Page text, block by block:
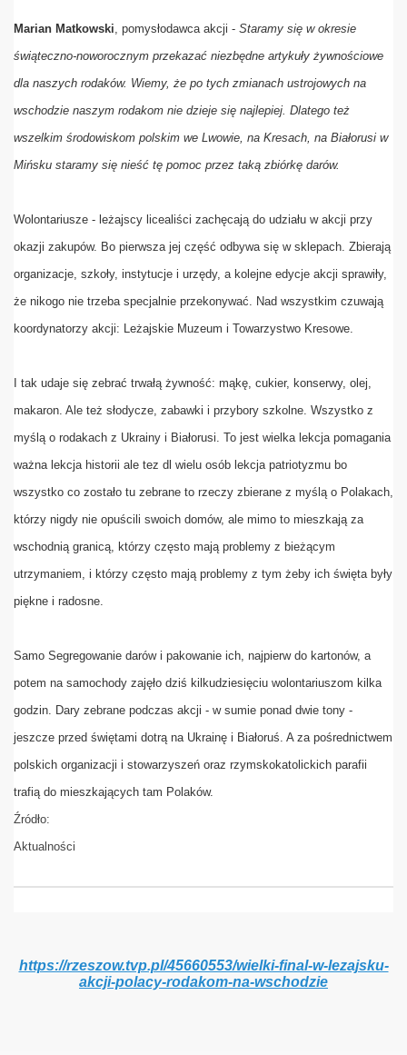
Marian Matkowski, pomysłodawca akcji - Staramy się w okresie
świąteczno-noworocznym przekazać niezbędne artykuły żywnościowe
dla naszych rodaków. Wiemy, że po tych zmianach ustrojowych na
wschodzie naszym rodakom nie dzieje się najlepiej. Dlatego też
wszelkim środowiskom polskim we Lwowie, na Kresach, na Białorusi w
Mińsku staramy się nieść tę pomoc przez taką zbiórkę darów.
Wolontariusze - leżajscy licealiści zachęcają do udziału w akcji przy
okazji zakupów. Bo pierwsza jej część odbywa się w sklepach. Zbierają
organizacje, szkoły, instytucje i urzędy, a kolejne edycje akcji sprawiły,
że nikogo nie trzeba specjalnie przekonywać. Nad wszystkim czuwają
koordynatorzy akcji: Leżajskie Muzeum i Towarzystwo Kresowe.
I tak udaje się zebrać trwałą żywność: mąkę, cukier, konserwy, olej,
makaron. Ale też słodycze, zabawki i przybory szkolne. Wszystko z
myślą o rodakach z Ukrainy i Białorusi. To jest wielka lekcja pomagania
ważna lekcja historii ale tez dl wielu osób lekcja patriotyzmu bo
wszystko co zostało tu zebrane to rzeczy zbierane z myślą o Polakach,
którzy nigdy nie opuścili swoich domów, ale mimo to mieszkają za
wschodnią granicą, którzy często mają problemy z bieżącym
utrzymaniem, i którzy często mają problemy z tym żeby ich święta były
piękne i radosne.
Samo Segregowanie darów i pakowanie ich, najpierw do kartonów, a
potem na samochody zajęło dziś kilkudziesięciu wolontariuszom kilka
godzin. Dary zebrane podczas akcji - w sumie ponad dwie tony -
jeszcze przed świętami dotrą na Ukrainę i Białoruś. A za pośrednictwem
polskich organizacji i stowarzyszeń oraz rzymskokatolickich parafii
trafią do mieszkających tam Polaków.
Źródło:
Aktualności
https://rzeszow.tvp.pl/45660553/wielki-final-w-lezajsku-
akcji-polacy-rodakom-na-wschodzie
- sprawy polskie w Kraju i za Granicami
- noworoczne od Zarzadu i Czlonkow Klubu
Rzeszow z 20. Akcji POLACY-RODAKOM w Lezajsku
FINAL 20. Akcji POLACY-RODAKOM w Lezajsku
- I-szy prezes Klubu
Pamieci dla Cmentarza Lyczakowskiego
dotyczace 20. Akcji POLACY-RODAKOM
Czlonkow Klubu TMLiKP-W w Lezajsku
foto ze Spotkania Klubu TMLiKP-W w Lezajsku
TMLiKP-W w Lezajsku
BACZYNSKIEJ